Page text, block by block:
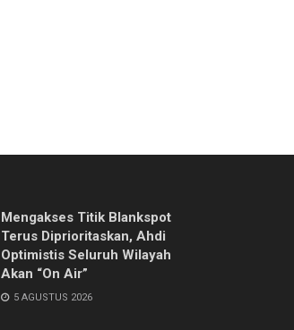
Mengakses Titik Blankspot
Terus Diprioritaskan, Ahdi
Optimistis Seluruh Wilayah
Akan “On Air”
5 AGUSTUS 2026